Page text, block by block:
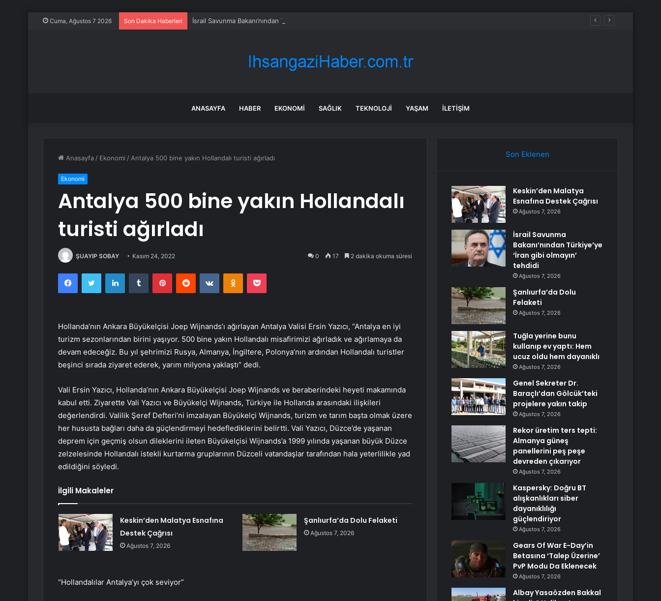
Cuma, Ağustos 7 2026 Son Dakika Haberleri İsrail Savunma Bakanı’nından Türkiye’ye ‘İran gibi olmayın’ tehdidi
ANASAYFA HABER EKONOMI SAĞLIK TEKNOLOJI YAŞAM İLETIŞIM
Anasayfa / Ekonomi / Antalya 500 bine yakın Hollandalı turisti ağırladı
Ekonomi
Antalya 500 bine yakın Hollandalı
turisti ağırladı
ŞUAYIP SOBAY Kasım 24, 2022 0 17 2 dakika okuma süresi
FacebookTwitter LinkedInTumblr PinterestReddit VKontakteOdnoklassniki
Pocket
Hollanda’nın Ankara Büyükelçisi Joep Wijnands’ı ağırlayan Antalya Valisi Ersin Yazıcı, “Antalya en iyi
turizm sezonlarından birini yaşıyor. 500 bine yakın Hollandalı misafirimizi ağırladık ve ağırlamaya da
devam edeceğiz. Bu yıl şehrimizi Rusya, Almanya, İngiltere, Polonya’nın ardından Hollandalı turistler
beşinci sırada ziyaret ederek, yarım milyona yaklaştı” dedi.
Vali Ersin Yazıcı, Hollanda’nın Ankara Büyükelçisi Joep Wijnands ve beraberindeki heyeti makamında
kabul etti. Ziyarette Vali Yazıcı ve Büyükelçi Wijnands, Türkiye ile Hollanda arasındaki ilişkileri
değerlendirdi. Valilik Şeref Defteri’ni imzalayan Büyükelçi Wijnands, turizm ve tarım başta olmak üzere
her hususta bağları daha da güçlendirmeyi hedeflediklerini belirtti. Vali Yazıcı, Düzce’de yaşanan
deprem için geçmiş olsun dileklerini ileten Büyükelçisi Wijnands’a 1999 yılında yaşanan büyük Düzce
zelzelesinde Hollandalı istekli kurtarma gruplarının Düzceli vatandaşlar tarafından hala yeterlilikle yad
edildiğini söyledi.
İlgili Makaleler
Keskin’den Malatya Esnafına
Destek Çağrısı
Ağustos 7, 2026
Şanlıurfa’da Dolu Felaketi
Ağustos 7, 2026
“Hollandalılar Antalya’yı çok seviyor”
Son Eklenen
Keskin’den Malatya
Esnafına Destek Çağrısı
Ağustos 7, 2026
İsrail Savunma
Bakanı’nından Türkiye’ye
‘İran gibi olmayın’
tehdidi
Ağustos 7, 2026
Şanlıurfa’da Dolu
Felaketi
Ağustos 7, 2026
Tuğla yerine bunu
kullanıp ev yaptı: Hem
ucuz oldu hem dayanıklı
Ağustos 7, 2026
Genel Sekreter Dr.
Baraçlı’dan Gölcük’teki
projelere yakın takip
Ağustos 7, 2026
Rekor üretim ters tepti:
Almanya güneş
panellerini peş peşe
devreden çıkarıyor
Ağustos 7, 2026
Kaspersky: Doğru BT
alışkanlıkları siber
dayanıklılığı
güçlendiriyor
Ağustos 7, 2026
Gears Of War E-Day’in
Betasına ‘Talep Üzerine’
PvP Modu Da Eklenecek
Ağustos 7, 2026
Albay Yasaözden Bakkal